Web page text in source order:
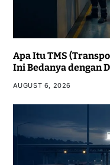
Apa Itu TMS
Ini Bedanya dengan
AUGUST 6, 2026